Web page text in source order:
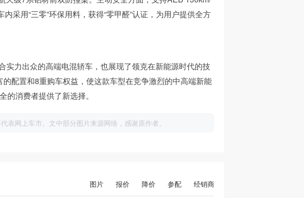
采用“三零”环保用料，获得“零甲醛”认证，为用户提供全方
实力出众的高端电混轿车，也展现了领克在新能源时代的技
配置和8重购车权益，使这款车型在竞争激烈的中高端新能
消费者提供了新选择。
表网上车市。文中部分图片来源网络，感谢原作者。
经销商
参配
降价
报价
图片